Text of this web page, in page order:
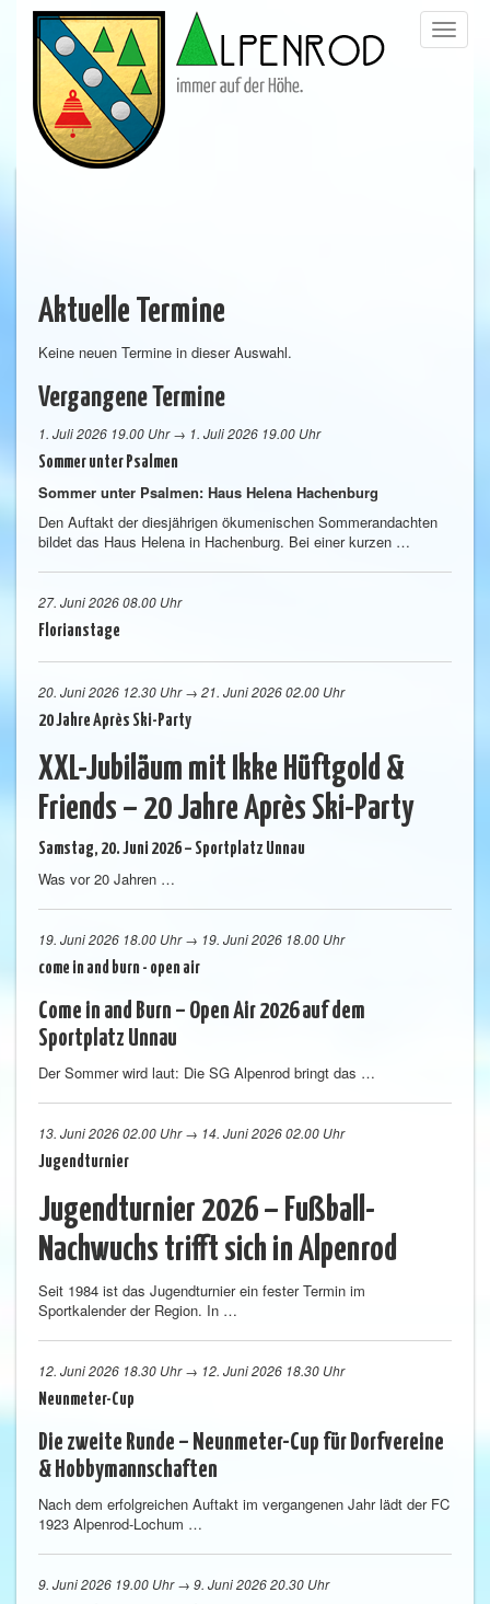
Menü
Aktuelle Termine
Keine neuen Termine in dieser Auswahl.
Vergangene Termine
1. Juli 2026 19.00 Uhr → 1. Juli 2026 19.00 Uhr
Sommer unter Psalmen
Sommer unter Psalmen: Haus Helena Hachenburg
Den Auftakt der diesjährigen ökumenischen Sommerandachten
bildet das Haus Helena in Hachenburg. Bei einer kurzen …
27. Juni 2026 08.00 Uhr
Florianstage
20. Juni 2026 12.30 Uhr → 21. Juni 2026 02.00 Uhr
20 Jahre Après Ski-Party
XXL-Jubiläum mit Ikke Hüftgold &
Friends – 20 Jahre Après Ski-Party
Samstag, 20. Juni 2026 – Sportplatz Unnau
Was vor 20 Jahren …
19. Juni 2026 18.00 Uhr → 19. Juni 2026 18.00 Uhr
come in and burn - open air
Come in and Burn – Open Air 2026 auf dem
Sportplatz Unnau
Der Sommer wird laut: Die SG Alpenrod bringt das …
13. Juni 2026 02.00 Uhr → 14. Juni 2026 02.00 Uhr
Jugendturnier
Jugendturnier 2026 – Fußball-
Nachwuchs trifft sich in Alpenrod
Seit 1984 ist das Jugendturnier ein fester Termin im
Sportkalender der Region. In …
12. Juni 2026 18.30 Uhr → 12. Juni 2026 18.30 Uhr
Neunmeter-Cup
Die zweite Runde – Neunmeter-Cup für Dorfvereine
& Hobbymannschaften
Nach dem erfolgreichen Auftakt im vergangenen Jahr lädt der FC
1923 Alpenrod-Lochum …
9. Juni 2026 19.00 Uhr → 9. Juni 2026 20.30 Uhr